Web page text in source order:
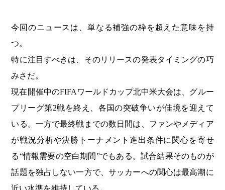
今回のニュースは、単なる補強の枠を超えた意味を持
つ。
特に注目すべきは、そのリリースの発表タイミングの巧
みさだ。
現在開催中のFIFAワールドカップ北中米大会は、グルー
プリーグ第2戦を終え、各国の突破争いが佳境を迎えて
いる。一方で最終戦までの数日間は、ファンやメディア
が戦況分析や決勝トーナメント進出条件に関心を寄せ
る“情報需要の空白期間”でもある。試合結果そのものが
話題を独占しない一方で、サッカーへの関心は最高潮に